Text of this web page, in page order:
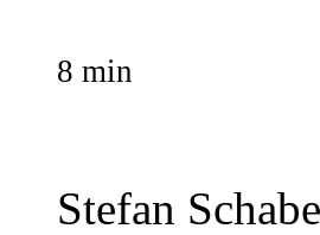
8 min
Stefan